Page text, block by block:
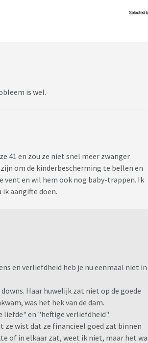
is wel.
41 en zou ze niet snel meer zwanger
om de kinderbescherming te bellen en
vent en wil hem ook nog baby-trappen. Ik
ik aangifte doen.
en verliefdheid heb je nu eenmaal niet in
Haar huwelijk zat niet op de goede
was het hek van de dam.
liefde" en "heftige verliefdheid".
ze wist dat ze financieel goed zat binnen
of in elkaar zat, weet ik niet, maar het